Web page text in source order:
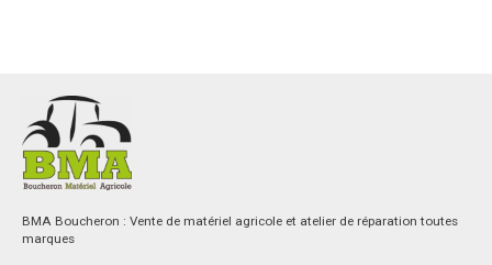
BMA Boucheron : Vente de matériel agricole et atelier de réparation toutes
marques